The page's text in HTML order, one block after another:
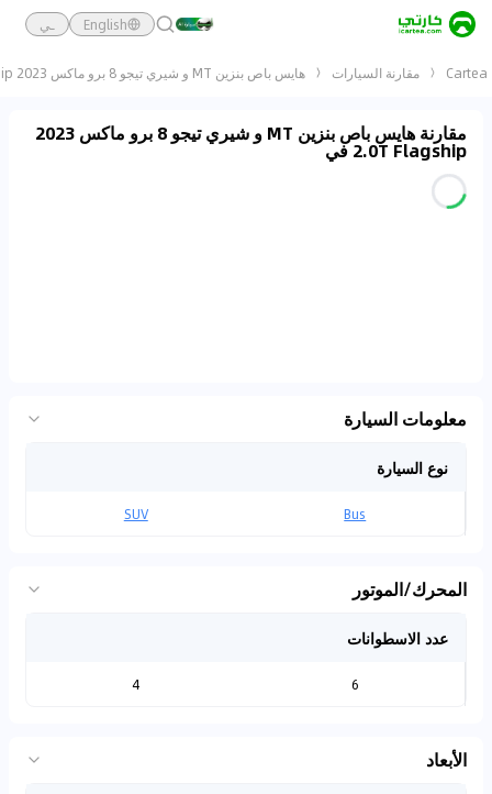
English ـي
Cartea مقارنة السيارات هايس باص بنزين MT و شيري تيجو 8 برو ماكس 2023 2.0T Flagship
مقارنة هايس باص بنزين MT و شيري تيجو 8 برو ماكس 2023
2.0T Flagship في
معلومات السيارة
نوع السيارة
Bus
SUV
المحرك/الموتور
عدد الاسطوانات
6
4
الأبعاد